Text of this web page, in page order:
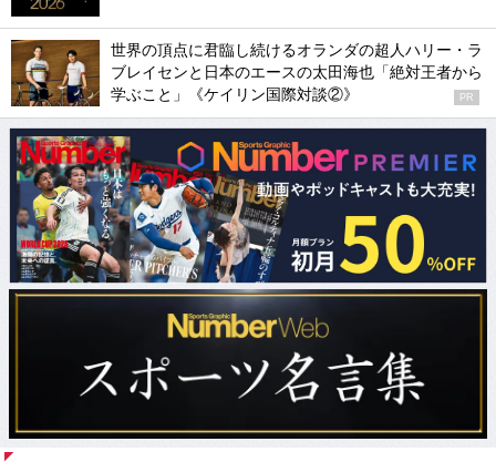
世界の頂点に君臨し続けるオランダの超人ハリー・ラ
ブレイセンと日本のエースの太田海也「絶対王者から
学ぶこと」《ケイリン国際対談②》
PR